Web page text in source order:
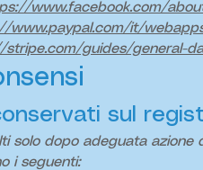
www.facebook.com/
www.paypal.com/it/
guides/general-
sul
solo dopo adeguata
i seguenti: